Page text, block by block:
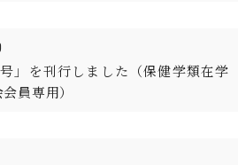
」を刊行しました（保健学類在学
員専用）